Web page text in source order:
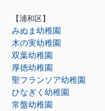
【浦和区】
みぬま幼稚園
木の実幼稚園
双葉幼稚園
厚徳幼稚園
聖フランソア幼稚園
ひなぎく幼稚園
常盤幼稚園